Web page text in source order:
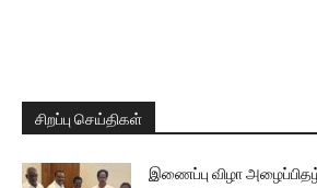
சிறப்பு செய்திகள்
இணைப்பு விழா